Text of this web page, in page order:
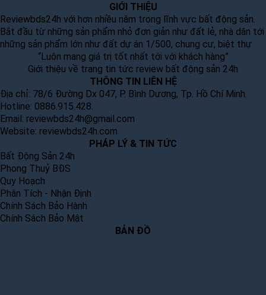
GIỚI THIỆU
Reviewbds24h với hơn nhiều năm trong lĩnh vực bất động sản.
Bắt đầu từ những sản phẩm nhỏ đơn giản như đất lẻ, nhà dân tới
những sản phẩm lớn như đất dự án 1/500, chung cư, biệt thự
“Luôn mang giá trị tốt nhất tới với khách hàng”
Giới thiệu về trang tin tức review bất động sản 24h
THÔNG TIN LIÊN HỆ
Địa chỉ: 78/6 Đường Dx 047, P. Bình Dương, Tp. Hồ Chí Minh.
Hotline: 0886.915.428.
Email: reviewbds24h@gmail.com
Website: reviewbds24h.com
PHÁP LÝ & TIN TỨC
Bất Động Sản 24h
Phong Thuỷ BĐS
Quy Hoạch
Phân Tích - Nhận Định
Chính Sách Bảo Hành
Chính Sách Bảo Mật
BẢN ĐỒ